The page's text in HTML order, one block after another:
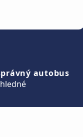
autobus